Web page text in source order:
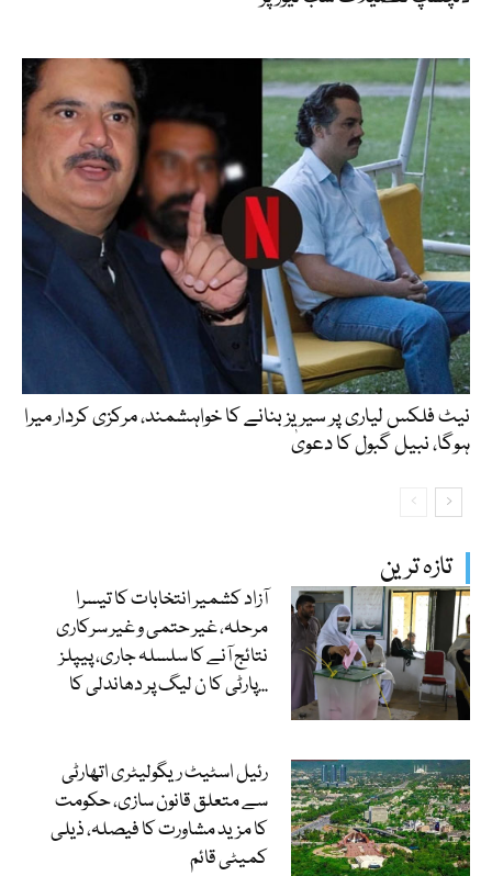
تازہ ترین
آزاد کشمیر انتخابات کا تیسرا
مرحلہ، غیر حتمی و غیر سرکاری
نتائج آنے کا سلسلہ جاری، پیپلز
پارٹی کا ن لیگ پر دھاندلی کا...
رئیل اسٹیٹ ریگولیٹری اتھارٹی
سے متعلق قانون سازی، حکومت
کا مزید مشاورت کا فیصلہ، ذیلی
کمیٹی قائم
نیٹ فلکس لیاری پر سیریز بنانے کا خواہشمند، مرکزی کردار میرا
ہوگا، نبیل گبول کا دعویٰ